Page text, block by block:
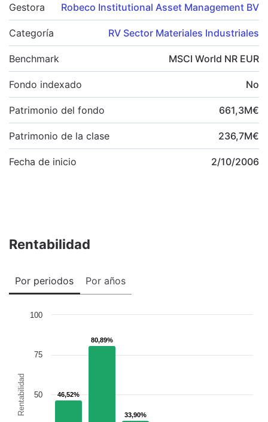
Gestora Robeco Institutional Asset Management BV
Categoría RV Sector Materiales Industriales
Benchmark MSCI World NR EUR
Fondo indexado No
Patrimonio del fondo 661,3M€
Patrimonio de la clase 236,7M€
Fecha de inicio 2/10/2006
Rentabilidad
Por periodos Por años
Rentabilidad 46,52%
46,52%
80,89%
80,89%
33,90%
33,90%
100
50
75